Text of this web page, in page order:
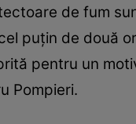
de fum
puţin de două
pentru un
Pompieri.